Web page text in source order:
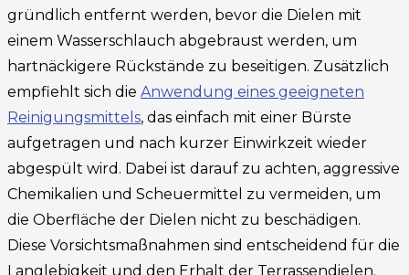
gründlich entfernt werden, bevor die Dielen mit
einem Wasserschlauch abgebraust werden, um
hartnäckigere Rückstände zu beseitigen. Zusätzlich
empfiehlt sich die Anwendung eines geeigneten
Reinigungsmittels, das einfach mit einer Bürste
aufgetragen und nach kurzer Einwirkzeit wieder
abgespült wird. Dabei ist darauf zu achten, aggressive
Chemikalien und Scheuermittel zu vermeiden, um
die Oberfläche der Dielen nicht zu beschädigen.
Diese Vorsichtsmaßnahmen sind entscheidend für die
Langlebigkeit und den Erhalt der Terrassendielen.